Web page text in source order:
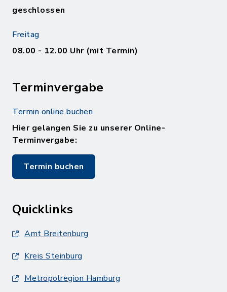
geschlossen
Freitag
08.00 - 12.00 Uhr (mit Termin)
Terminvergabe
Termin online buchen
Hier gelangen Sie zu unserer Online-
Terminvergabe:
Termin buchen
Quicklinks
Amt Breitenburg
Kreis Steinburg
Metropolregion Hamburg